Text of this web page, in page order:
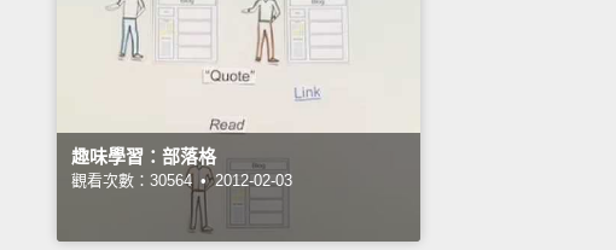
趣味學習：部落格
觀看次數：30564 • 2012-02-03